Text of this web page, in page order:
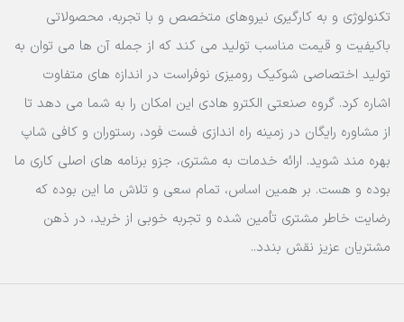
تکنولوژی و به کارگیری نیروهای متخصص و با تجربه، محصولاتی
باکیفیت و قیمت مناسب تولید می کند که از جمله آن ها می توان به
تولید اختصاصی شوکیک رومیزی نوفراست در اندازه های متفاوت
اشاره کرد. گروه صنعتی الکترو هادی این امکان را به شما می دهد تا
از مشاوره رایگان در زمینه راه اندازی فست فود، رستوران و کافی شاپ
بهره مند شوید. ارائه خدمات به مشتری، جزو برنامه های اصلی کاری ما
بوده و هست. بر همین اساس، تمام سعی و تلاش ما این بوده که
رضایت خاطر مشتری تأمین شده و تجربه خوبی از خرید، در ذهن
مشتریان عزیز نقش بندد..